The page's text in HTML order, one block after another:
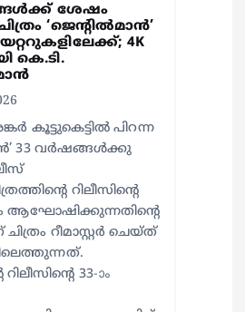
ശേഷം
‘ജെന്റിൽമാൻ’
4K
കെ.ടി.
കൂട്ടുകെട്ടിൽ പിറന്ന
33 വർഷങ്ങൾക്കു
റിലീസിന്റെ
ആഘോഷിക്കുന്നതിന്റെ
റീമാസ്റ്റർ ചെയ്ത്
33-ാം